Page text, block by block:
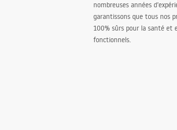
nombreuses années
garantissons que tous nos
100% sûrs pour la santé et
fonctionnels.